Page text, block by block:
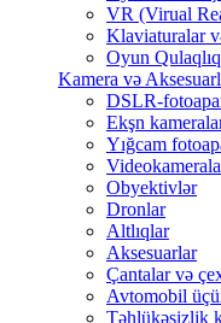
VR (Virual
Klaviaturalar
Oyun
Kamera və
DSLR-
Ekşn
Yığcam
Obyektivlər
Dronlar
Altlıqlar
Aksesuarlar
Çantalar və
Avtomobil
Təhlükəsizlik